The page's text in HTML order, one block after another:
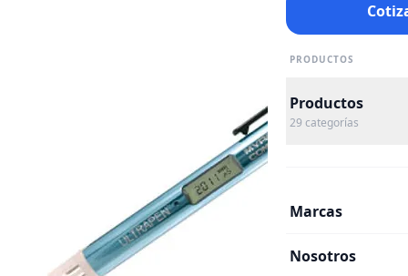
PRODUCTOS
Productos
29 categorías
Marcas
Nosotros